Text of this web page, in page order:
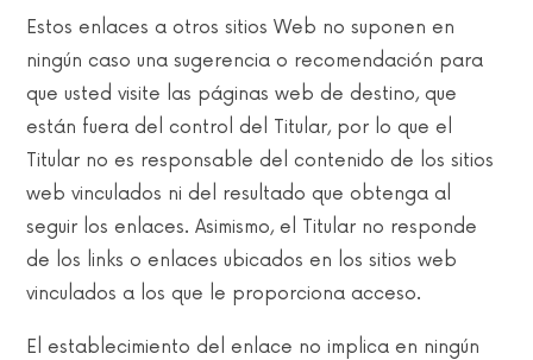
Estos enlaces a otros sitios Web no suponen en
ningún caso una sugerencia o recomendación para
que usted visite las páginas web de destino, que
están fuera del control del Titular, por lo que el
Titular no es responsable del contenido de los sitios
web vinculados ni del resultado que obtenga al
seguir los enlaces. Asimismo, el Titular no responde
de los links o enlaces ubicados en los sitios web
vinculados a los que le proporciona acceso.
El establecimiento del enlace no implica en ningún